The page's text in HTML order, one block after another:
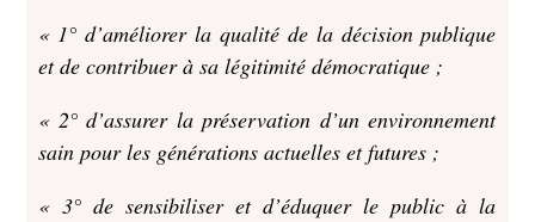
« 1° d’améliorer la qualité de la décision publique
et de contribuer à sa légitimité démocratique ;
« 2° d’assurer la préservation d’un environnement
sain pour les générations actuelles et futures ;
« 3° de sensibiliser et d’éduquer le public à la